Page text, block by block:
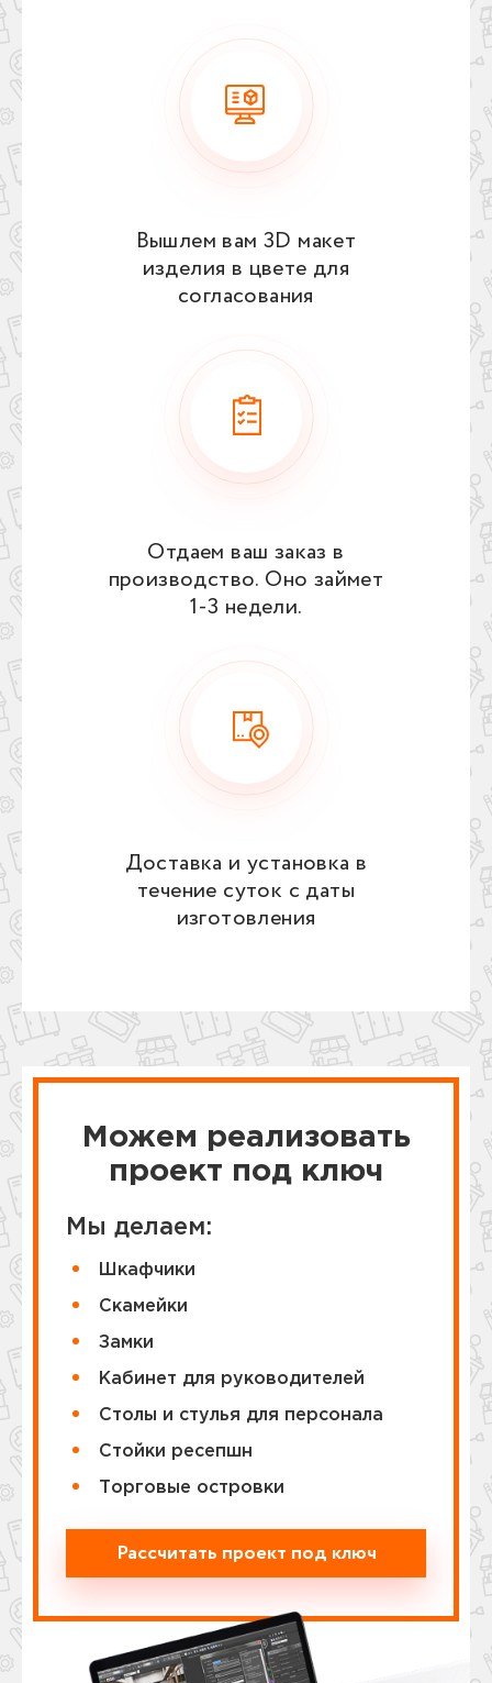
Вышлем вам 3D макет
изделия в цвете для
согласования
Отдаем ваш заказ в
производство. Оно займет
1‑3 недели.
Доставка и установка в
течение суток с даты
изготовления
Можем реализовать
проект под ключ
Мы делаем:
Шкафчики
Cкамейки
Замки
Кабинет для руководителей
Столы и стулья для персонала
Стойки ресепшн
Торговые островки
Рассчитать проект под ключ